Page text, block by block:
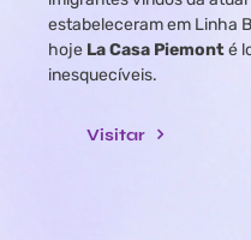
estabeleceram em Linha
hoje La Casa Piemonté
inesquecíveis.
Visitar